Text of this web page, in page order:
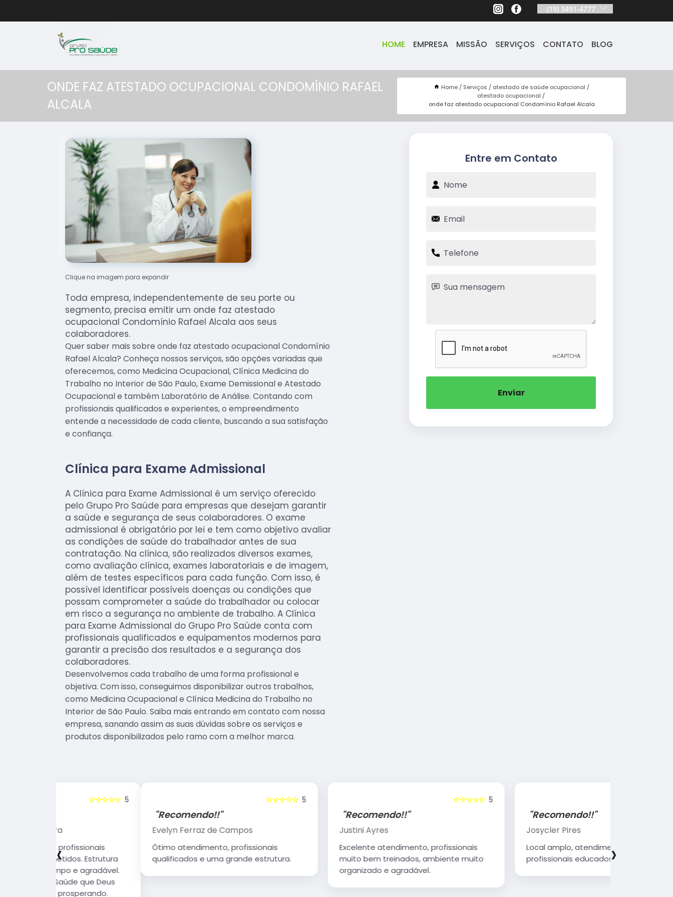
(19) 3491-4777
HOME EMPRESA MISSÃO SERVIÇOS CONTATO BLOG
ONDE FAZ ATESTADO OCUPACIONAL CONDOMÍNIO RAFAEL
ALCALA
Home Serviços
atestado de saúde ocupacional
atestado ocupacional
onde faz atestado ocupacional Condomínio Rafael Alcala
Clique na imagem para expandir
Toda empresa, independentemente de seu porte ou
segmento, precisa emitir um onde faz atestado
ocupacional Condomínio Rafael Alcala aos seus
colaboradores.
Quer saber mais sobre onde faz atestado ocupacional Condomínio
Rafael Alcala? Conheça nossos serviços, são opções variadas que
oferecemos, como Medicina Ocupacional, Clínica Medicina do
Trabalho no Interior de São Paulo, Exame Demissional e Atestado
Ocupacional e também Laboratório de Análise. Contando com
profissionais qualificados e experientes, o empreendimento
entende a necessidade de cada cliente, buscando a sua satisfação
e confiança.
Clínica para Exame Admissional
A Clínica para Exame Admissional é um serviço oferecido
pelo Grupo Pro Saúde para empresas que desejam garantir
a saúde e segurança de seus colaboradores. O exame
admissional é obrigatório por lei e tem como objetivo avaliar
as condições de saúde do trabalhador antes de sua
contratação. Na clínica, são realizados diversos exames,
como avaliação clínica, exames laboratoriais e de imagem,
além de testes específicos para cada função. Com isso, é
possível identificar possíveis doenças ou condições que
possam comprometer a saúde do trabalhador ou colocar
em risco a segurança no ambiente de trabalho. A Clínica
para Exame Admissional do Grupo Pro Saúde conta com
profissionais qualificados e equipamentos modernos para
garantir a precisão dos resultados e a segurança dos
colaboradores.
Desenvolvemos cada trabalho de uma forma profissional e
objetiva. Com isso, conseguimos disponibilizar outros trabalhos,
como Medicina Ocupacional e Clínica Medicina do Trabalho no
Interior de São Paulo. Saiba mais entrando em contato com nossa
empresa, sanando assim as suas dúvidas sobre os serviços e
produtos disponibilizados pelo ramo com a melhor marca.
Entre em Contato
Enviar
Evelyn Ferraz de Campos
Ótimo atendimento, profissionais
qualificados e uma grande estrutura.
Excelente atendimento, profissionais
muito bem treinados, ambiente muito
organizado e agradável.
Local amplo, atendimento diferenciado,
profissionais educados e competentes
‹ ›